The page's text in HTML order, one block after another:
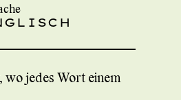
jedes Wort einem